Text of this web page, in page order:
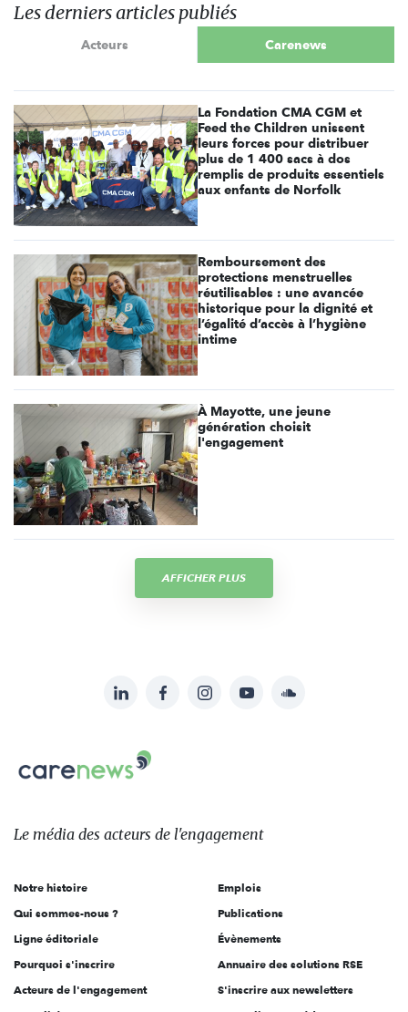
Les derniers articles publiés
Acteurs Carenews
La Fondation CMA CGM et
Feed the Children unissent
leurs forces pour distribuer
plus de 1 400 sacs à dos
remplis de produits essentiels
aux enfants de Norfolk
Remboursement des
protections menstruelles
réutilisables : une avancée
historique pour la dignité et
l’égalité d’accès à l’hygiène
intime
À Mayotte, une jeune
génération choisit
l'engagement
AFFICHER PLUS
sur:
LinkedInFacebookInstagramYouTubeSoundcloud
Le
des
l'engagement
Le média des acteurs de l'engagement
Notre histoire
Qui sommes-nous ?
Ligne éditoriale
Pourquoi s'inscrire
Acteurs de l'engagement
Emplois
Publications
Évènements
Annuaire des solutions RSE
S'inscrire aux newsletters